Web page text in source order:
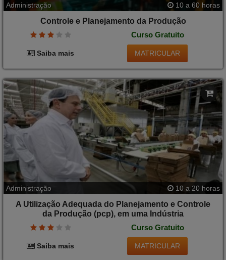
Administração 10 a 60 horas
Controle e Planejamento da Produção
Curso Gratuito
Saiba mais MATRICULAR
Administração 10 a 20 horas
A Utilização Adequada do Planejamento e Controle
da Produção (pcp), em uma Indústria
Curso Gratuito
Saiba mais MATRICULAR